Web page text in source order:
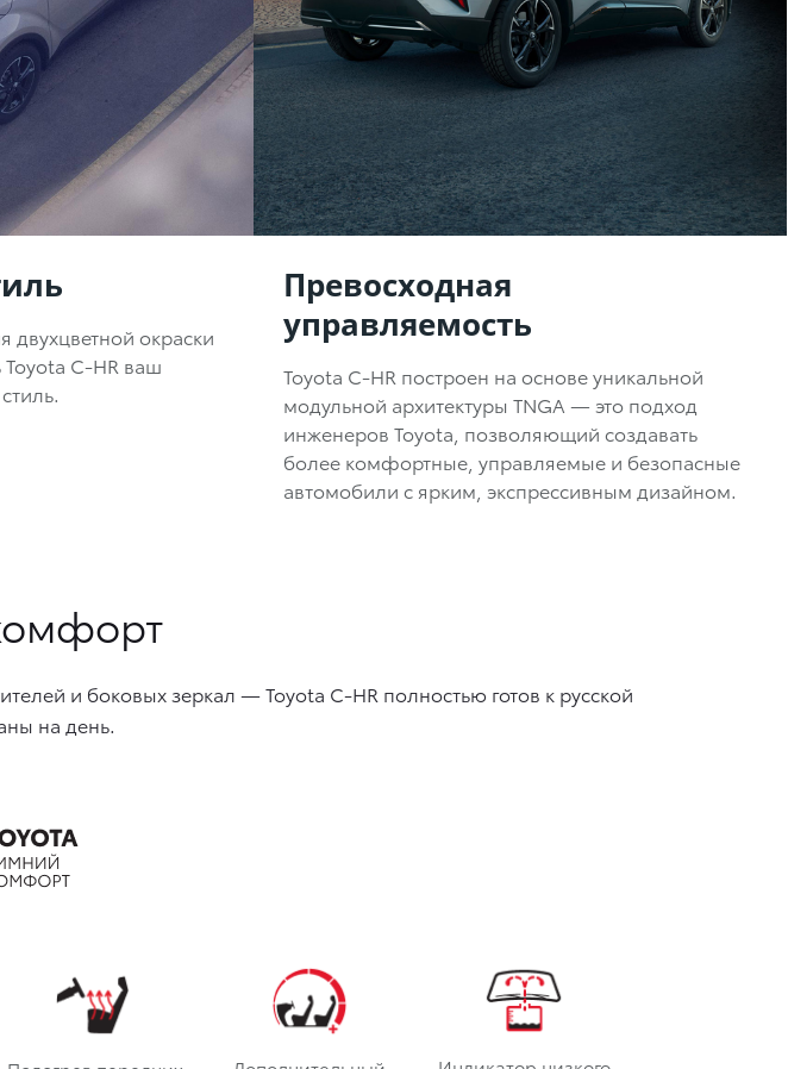
окраски
Toyota C-HR ваш
Превосходная
управляемость
Toyota C-HR построен на основе уникальной
модульной архитектуры TNGA — это подход
инженеров Toyota, позволяющий создавать
более комфортные, управляемые и безопасные
автомобили с ярким, экспрессивным дизайном.
и боковых зеркал —Toyota C-HR полностью готов к русской
на день.